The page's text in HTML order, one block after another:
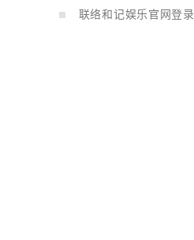
联络和记娱乐官网登录